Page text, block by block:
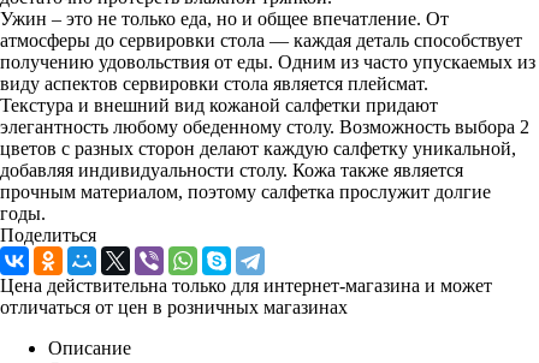
Ужин – это не только еда, но и общее впечатление. От
атмосферы до сервировки стола — каждая деталь способствует
получению удовольствия от еды. Одним из часто упускаемых из
виду аспектов сервировки стола является плейсмат.
Текстура и внешний вид кожаной салфетки придают
элегантность любому обеденному столу. Возможность выбора 2
цветов с разных сторон делают каждую салфетку уникальной,
добавляя индивидуальности столу. Кожа также является
прочным материалом, поэтому салфетка прослужит долгие
годы.
Поделиться
Цена действительна только для интернет-магазина и может
отличаться от цен в розничных магазинах
Описание